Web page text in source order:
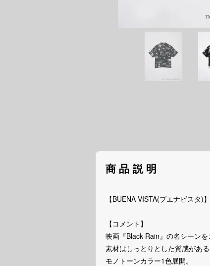
商品説明
【BUENA VISTA(ブエナビスタ
【コメント】
映画『Black Rain』の名シーン
素材はしっとりとした質感があ
モノトーンカラー1色展開。